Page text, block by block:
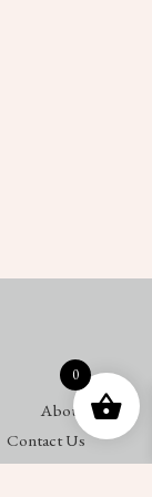
About
Contact Us
Workshop
0